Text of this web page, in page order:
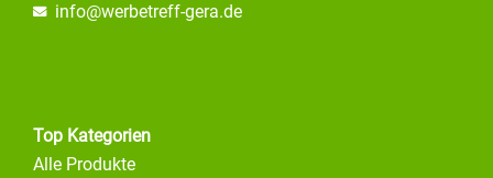
info@werbetreff-gera.de
Top Kategorien
Alle Produkte